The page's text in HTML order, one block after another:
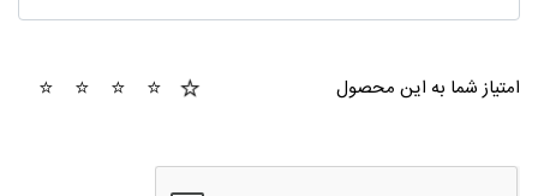
امتیاز شما به این محصول 5